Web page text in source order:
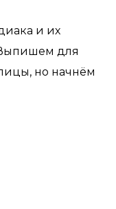
и их
для
но начнём